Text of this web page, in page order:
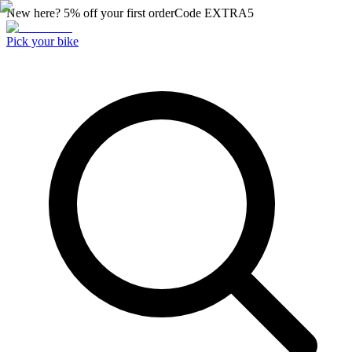
New here? 5% off your first orderCode EXTRA5
Pick your bike